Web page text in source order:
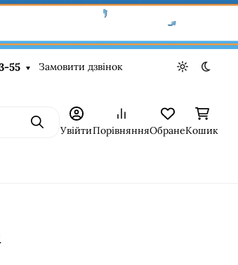
55 Замовити дзвінок Light theme
Dark
ПошукУвійтиПорівнянняОбранеКошик